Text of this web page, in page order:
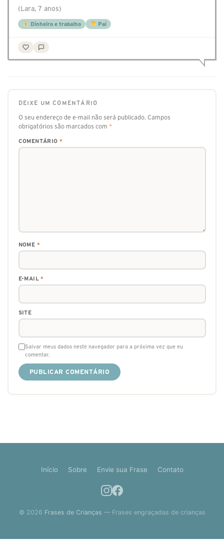
(Lara, 7 anos)
Dinheiro e trabalho Pai
DEIXE UM COMENTÁRIO
O seu endereço de e-mail não será publicado. Campos
obrigatórios são marcados com *
COMENTÁRIO *
NOME *
E-MAIL*
SITE
Salvar meus dados neste navegador para a próxima vez que eu
comentar.
Início Sobre Envie sua Frase Contato
© 2026 Frases de Crianças — Frases engraçadas de crianças